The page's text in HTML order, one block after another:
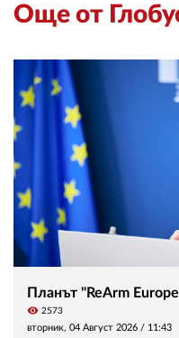
Още от
Планът "ReArm
visibility 2573
вторник, 04 Август 2026 / 11:43